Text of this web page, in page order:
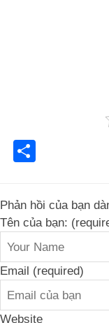
Phản hồi của bạn
Tên của bạn:
Email (required)
Website